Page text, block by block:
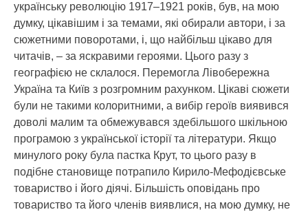
українську революцію 1917–1921 років, був, на мою
думку, цікавішим і за темами, які обирали автори, і за
сюжетними поворотами, і, що найбільш цікаво для
читачів, – за яскравими героями. Цього разу з
географією не склалося. Перемогла Лівобережна
Україна та Київ з розгромним рахунком. Цікаві сюжети
були не такими колоритними, а вибір героїв виявився
доволі малим та обмежувався здебільшого шкільною
програмою з української історії та літератури. Якщо
минулого року була пастка Крут, то цього разу в
подібне становище потрапило Кирило-Мефодієвське
товариство і його діячі. Більшість оповідань про
товариство та його членів виявлися, на мою думку, не